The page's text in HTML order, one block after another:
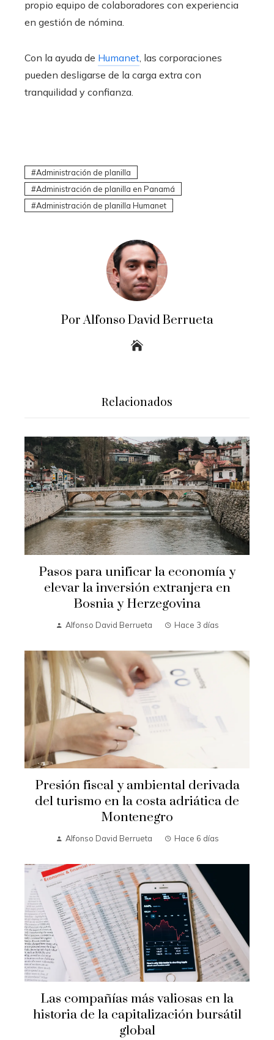
propio equipo de colaboradores con experiencia
en gestión de nómina.
Con la ayuda de Humanet, las corporaciones
pueden desligarse de la carga extra con
tranquilidad y confianza.
Administración de planilla
Administración de planilla en Panamá
Administración de planilla Humanet
Por Alfonso David Berrueta
Relacionados
Pasos para unificar la economía y
elevar la inversión extranjera en
Bosnia y Herzegovina
Alfonso David Berrueta Hace 3 días
Presión fiscal y ambiental derivada
del turismo en la costa adriática de
Montenegro
Alfonso David Berrueta Hace 6 días
Las compañías más valiosas en la
historia de la capitalización bursátil
global